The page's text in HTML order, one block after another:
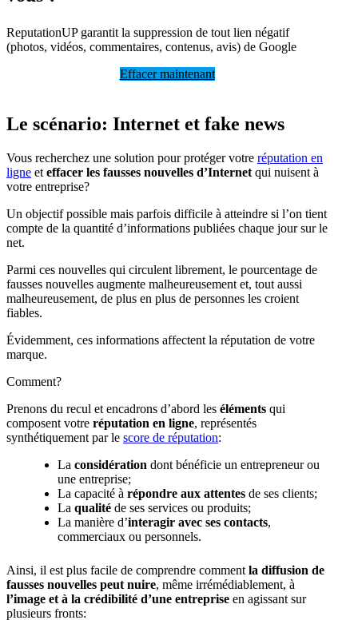
ReputationUP garantit la suppression de tout lien négatif
(photos, vidéos, commentaires, contenus, avis) de Google
Effacer maintenant
Le scénario: Internet et fake news
Vous recherchez une solution pour protéger votre réputation en
ligne et effacer les fausses nouvelles d’Internet qui nuisent à
votre entreprise?
Un objectif possible mais parfois difficile à atteindre si l’on tient
compte de la quantité d’informations publiées chaque jour sur le
net.
Parmi ces nouvelles qui circulent librement, le pourcentage de
fausses nouvelles augmente malheureusement et, tout aussi
malheureusement, de plus en plus de personnes les croient
fiables.
Évidemment, ces informations affectent la réputation de votre
marque.
Comment?
Prenons du recul et encadrons d’abord les éléments qui
composent votre réputation en ligne, représentés
synthétiquement par le score de réputation:
La considération dont bénéficie un entrepreneur ou
une entreprise;
La capacité à répondre aux attentes de ses clients;
La qualité de ses services ou produits;
La manière d’interagir avec ses contacts,
commerciaux ou personnels.
Ainsi, il est plus facile de comprendre comment la diffusion de
fausses nouvelles peut nuire, même irrémédiablement, à
l’image et à la crédibilité d’une entreprise en agissant sur
plusieurs fronts: